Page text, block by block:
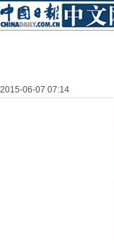
2015-06-07 07:14